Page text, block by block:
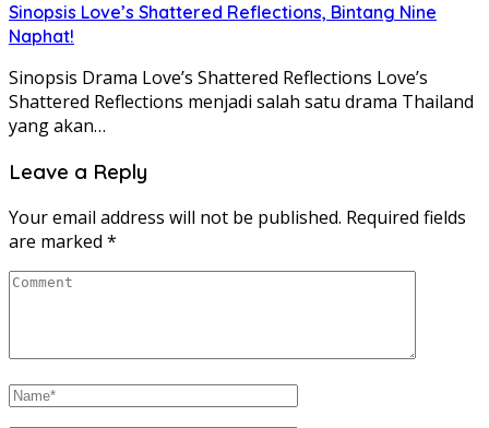
Sinopsis Love’s Shattered Reflections, Bintang Nine
Naphat!
Sinopsis Drama Love’s Shattered Reflections Love’s
Shattered Reflections menjadi salah satu drama Thailand
yang akan…
Leave a Reply
Your email address will not be published. Required fields
are marked *